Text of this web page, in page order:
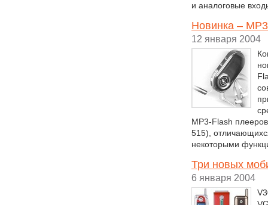
и аналоговые
Новинка –
12 января 2004
MP3-Flash
515),
некоторыми
Три новых
6 января 2004